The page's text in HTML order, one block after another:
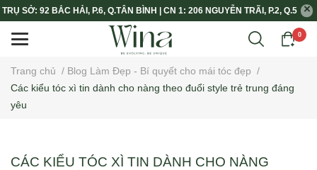
TRỤ SỞ: 92 BẮC HẢI, P.6, Q.TÂN BÌNH | CN 1: 206 NGUYỄN TRÃI, P.2, Q.5
0
Trang chủ / Blog Làm Đẹp - Bí quyết cho mái tóc đẹp /
Các kiểu tóc xì tin dành cho nàng theo đuổi style trẻ trung đáng
yêu
CÁC KIỂU TÓC XÌ TIN DÀNH CHO NÀNG